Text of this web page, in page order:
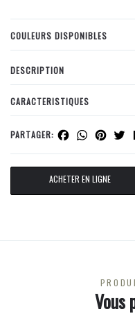
COULEURS DISPONIBLES
DESCRIPTION
CARACTERISTIQUES
PARTAGER:
ACHETER EN LIGNE
Vous